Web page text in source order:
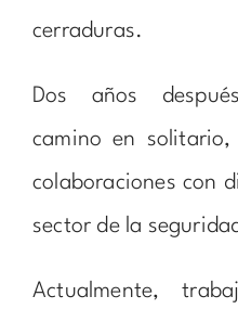
cerraduras.
Dos años
camino en
colaboraciones con
sector de la
Actualmente,